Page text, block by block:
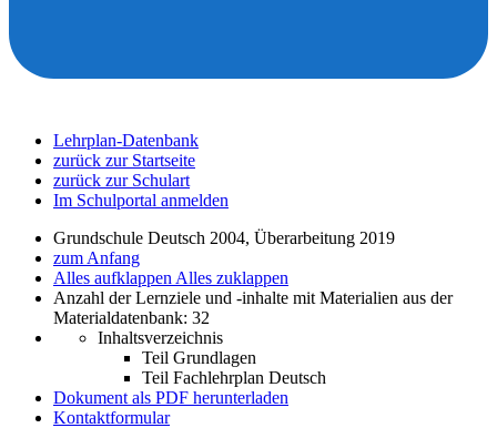
Lehrplan-Datenbank
zurück zur Startseite
zurück zur Schulart
Im Schulportal anmelden
Grundschule Deutsch 2004, Überarbeitung 2019
zum Anfang
Alles aufklappen Alles zuklappen
Anzahl der Lernziele und -inhalte mit Materialien aus der
Materialdatenbank: 32
Inhaltsverzeichnis
Teil Grundlagen
Teil Fachlehrplan Deutsch
Dokument als PDF herunterladen
Kontaktformular